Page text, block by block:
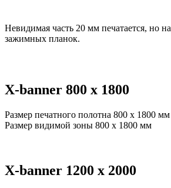
Невидимая часть 20 мм печатается, но
зажимных планок.
X-banner 800 х 1800
Размер печатного полотна 800 x 1800 мм
Размер видимой зоны 800 x 1800 мм
X-banner 1200 х 2000